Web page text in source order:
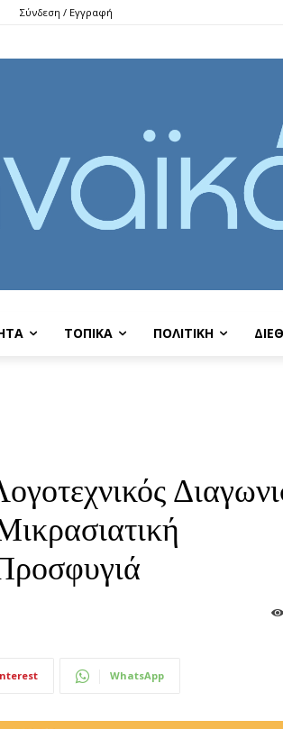
Σύνδεση / Εγγραφή
ΤΟΠΙΚΑ ΠΟΛΙΤΙΚΗ
WhatsApp